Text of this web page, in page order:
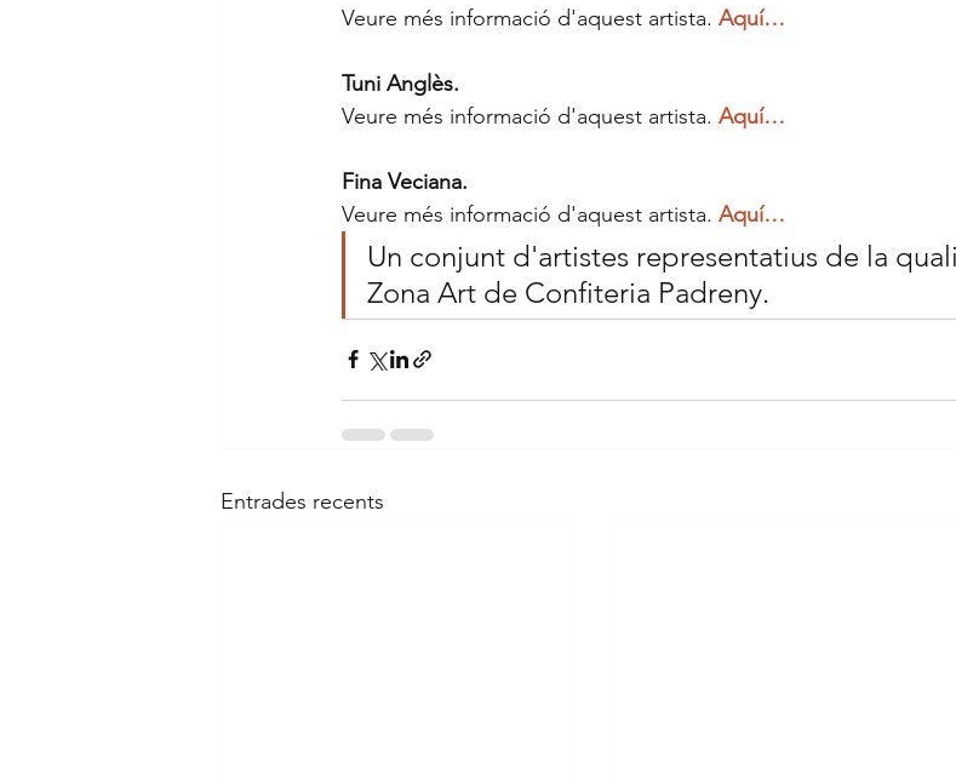
Veure més informació d'aquest artista. Aquí…
Tuni Anglès.
Veure més informació d'aquest artista. Aquí…
Fina Veciana.
Veure més informació d'aquest artista. Aquí…
Un conjunt d'artistes representatius de la
Zona Art de Confiteria Padreny.
Entrades recents